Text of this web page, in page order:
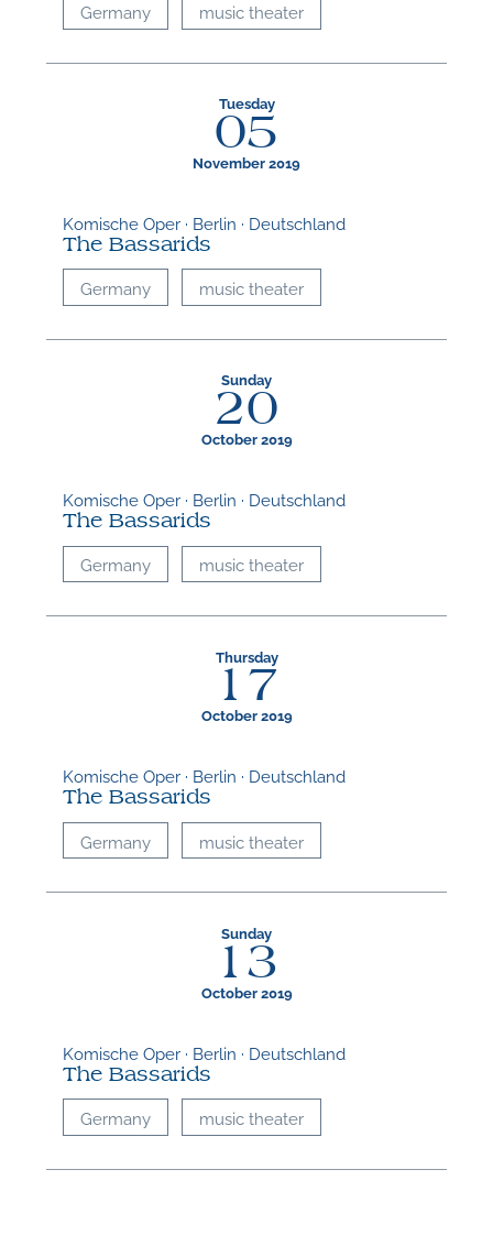
Germany music theater
Tuesday
05
November 2019
Komische Oper · Berlin · Deutschland
The Bassarids
Germany music theater
Sunday
20
October 2019
Komische Oper · Berlin · Deutschland
The Bassarids
Germany music theater
Thursday
17
October 2019
Komische Oper · Berlin · Deutschland
The Bassarids
Germany music theater
Sunday
13
October 2019
Komische Oper · Berlin · Deutschland
The Bassarids
Germany music theater